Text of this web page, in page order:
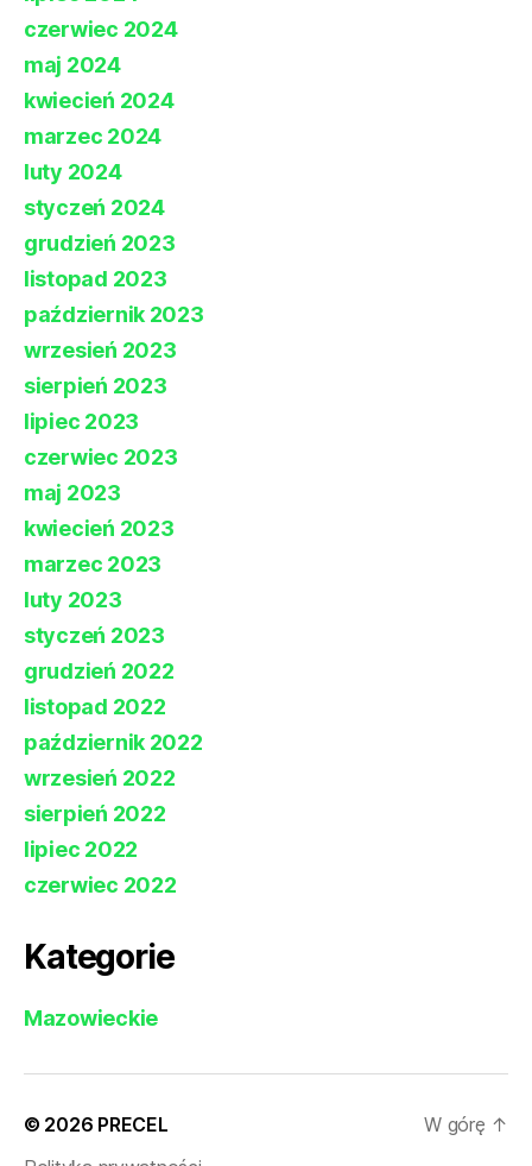
czerwiec 2024
maj 2024
kwiecień 2024
marzec 2024
luty 2024
styczeń 2024
grudzień 2023
listopad 2023
październik 2023
wrzesień 2023
sierpień 2023
lipiec 2023
czerwiec 2023
maj 2023
kwiecień 2023
marzec 2023
luty 2023
styczeń 2023
grudzień 2022
listopad 2022
październik 2022
wrzesień 2022
sierpień 2022
lipiec 2022
czerwiec 2022
Kategorie
Mazowieckie
© 2026 PRECEL
W górę ↑